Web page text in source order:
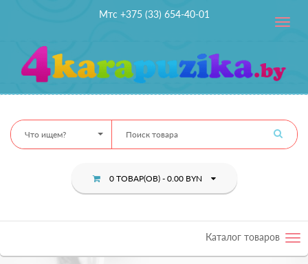
Мтс +375 (33) 654-40-01
Toggle
Что ищем?
0 ТОВАР(ОВ) - 0.00 BYN
Каталог товаров